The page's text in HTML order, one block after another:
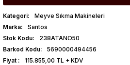
Kategori
Meyve Sıkma Makineleri
Marka
Santos
Stok Kodu
238ATANO50
Barkod Kodu
5690000494456
Fiyat
115.855,00 TL + KDV